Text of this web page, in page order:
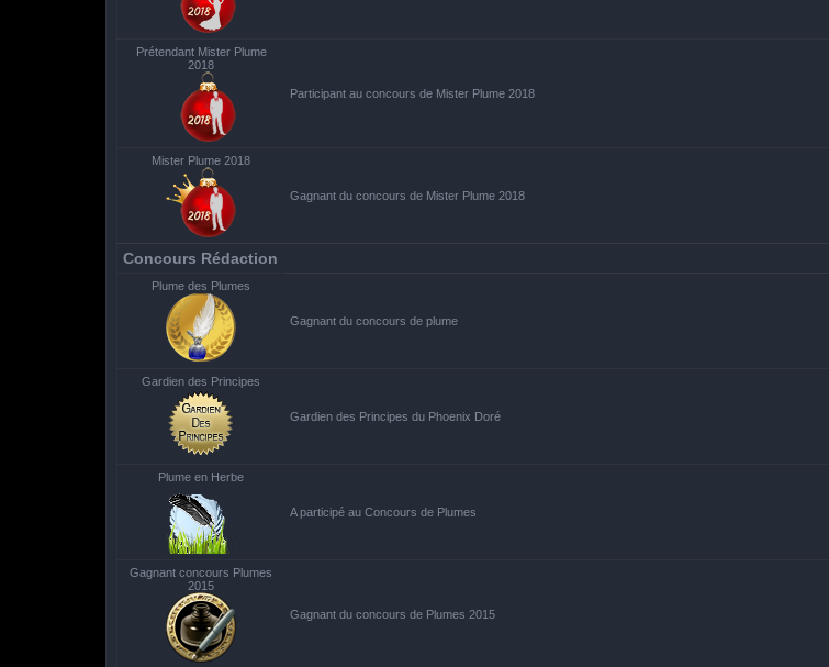
Prétendant Mister Plume
2018
Participant au concours de Mister Plume 2018
Mister Plume 2018
Gagnant du concours de Mister Plume 2018
Concours Rédaction
Plume des Plumes
Gagnant du concours de plume
Gardien des Principes
Gardien des Principes du Phoenix Doré
Plume en Herbe
A participé au Concours de Plumes
Gagnant concours Plumes
2015
Gagnant du concours de Plumes 2015